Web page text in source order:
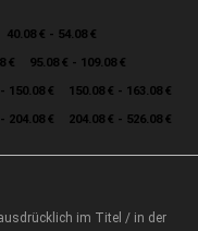
40.08 € - 54.08 €
€
95.08 € - 109.08 €
150.08 €
150.08 € - 163.08 €
204.08 € 204.08 € - 526.08 €
im Titel / in der